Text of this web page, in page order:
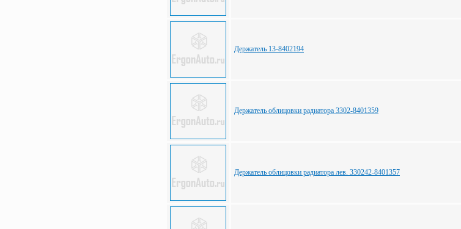
Держатель 13-8402194
Держатель облицовки радиатора 3302-8401359
Держатель облицовки радиатора лев. 330242-8401357